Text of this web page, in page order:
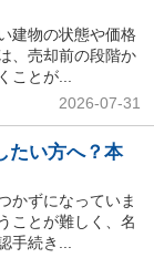
建物の状態や価格
、売却前の段階か
ことが...
2026-07-31
たい方へ？本
かずになっていま
ことが難しく、名
手続き...